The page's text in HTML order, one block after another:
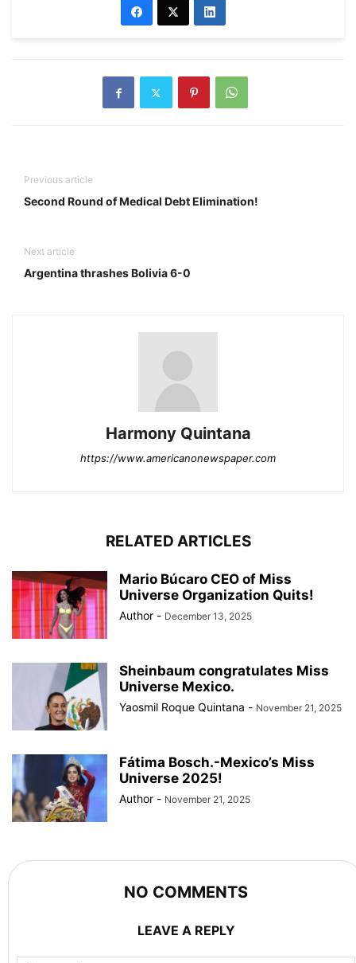
Previous article
Second Round of Medical Debt Elimination!
Next article
Argentina thrashes Bolivia 6-0
Harmony Quintana
https://www.americanonewspaper.com
RELATED ARTICLES
Mario Búcaro CEO of Miss
Universe Organization Quits!
Author - December 13, 2025
Sheinbaum congratulates Miss
Universe Mexico.
Yaosmil Roque Quintana - November 21, 2025
Fátima Bosch.-Mexico’s Miss
Universe 2025!
Author - November 21, 2025
NO COMMENTS
LEAVE A REPLY